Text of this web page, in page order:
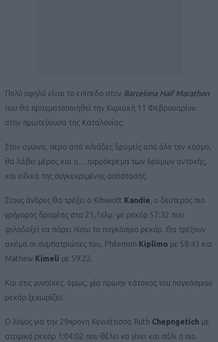
Πολύ υψηλό είναι το επίπεδο στον Barcelona Half Marathon
που θα πραγματοποιηθεί την Κυριακή 11 Φεβρουαρίου
στην πρωτεύουσα της Καταλονίας.
Στον αγώνα, πέρα από χιλιάδες δρομείς από όλο τον κόσμο,
θα λάβει μέρος και η… αφρόκρεμα των δρόμων αντοχής,
και ειδικά της συγκεκριμένης απόστασης.
Στους άνδρες θα τρέξει ο Kibiwott Kandie, ο δεύτερος πιο
γρήγορος δρομέας στα 21,1χλμ. με ρεκόρ 57:32 που
φιλοδοξεί να πάρει πίσω το παγκόσμιο ρεκόρ. Θα τρέξουν
ακόμα οι συμπατριώτες του, Philemon Kiplimo με 58:43 και
Mathew Kimeli με 59:22.
Και στις γυναίκες, όμως, μία πρώην κάτοχος του παγκόσμιου
ρεκόρ ξεχωρίζει!
Ο λόγος για την 29χρονη Κενυάτισσα Ruth Chepngetich με
ατομικό ρεκόρ 1:04:02 που θέλει να γίνει και πάλι η πιο